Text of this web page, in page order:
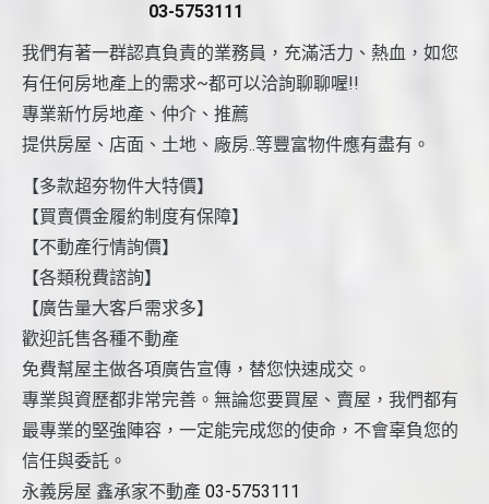
03-5753111
我們有著一群認真負責的業務員，充滿活力、熱血，如您
有任何房地產上的需求~都可以洽詢聊聊喔!!
專業新竹房地產、仲介、推薦
提供房屋、店面、土地、廠房..等豐富物件應有盡有。
【多款超夯物件大特價】
【買賣價金履約制度有保障】
【不動產行情詢價】
【各類稅費諮詢】
【廣告量大客戶需求多】
歡迎託售各種不動產
免費幫屋主做各項廣告宣傳，替您快速成交。
專業與資歷都非常完善。無論您要買屋、賣屋，我們都有
最專業的堅強陣容，一定能完成您的使命，不會辜負您的
信任與委託。
永義房屋 鑫承家不動產 03-5753111